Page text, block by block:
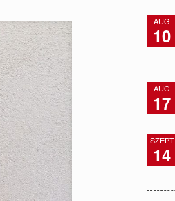
AUG
10
AUG
17
SZEPT
14